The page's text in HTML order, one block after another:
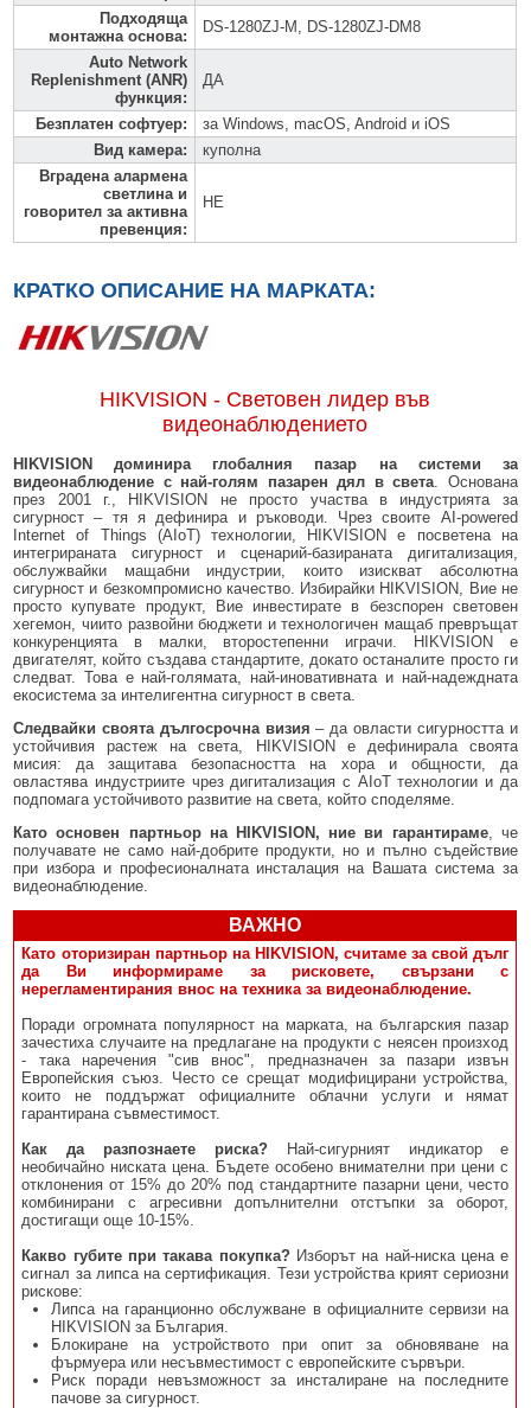
Подходяща
монтажна основа:
DS-1280ZJ-M, DS-1280ZJ-DM8
Auto Network
Replenishment (ANR)
функция:
ДА
Безплатен софтуер:
за Windows, macOS, Android и iOS
Вид камера:
куполна
Вградена алармена
светлина и
говорител за активна
превенция:
НЕ
КРАТКО ОПИСАНИЕ НА МАРКАТА:
HIKVISION - Световен лидер във
видеонаблюдението
HIKVISION доминира глобалния пазар на системи за
видеонаблюдение с най-голям пазарен дял в света . Основана
през 2001 г., HIKVISION не просто участва в индустрията за
сигурност – тя я дефинира и ръководи. Чрез своите AI-powered
Internet of Things (AIoT) технологии, HIKVISION е посветена на
интегрираната сигурност и сценарий-базираната дигитализация,
обслужвайки мащабни индустрии, които изискват абсолютна
сигурност и безкомпромисно качество. Избирайки HIKVISION, Вие не
просто купувате продукт, Вие инвестирате в безспорен световен
хегемон, чиито развойни бюджети и технологичен мащаб превръщат
конкуренцията в малки, второстепенни играчи. HIKVISION е
двигателят, който създава стандартите, докато останалите просто ги
следват. Това е най-голямата, най-иновативната и най-надеждната
екосистема за интелигентна сигурност в света.
Следвайки своята дългосрочна визия – да овласти сигурността и
устойчивия растеж на света, HIKVISION е дефинирала своята
мисия: да защитава безопасността на хора и общности, да
овластява индустриите чрез дигитализация с AIoT технологии и да
подпомага устойчивото развитие на света, който споделяме.
Като основен партньор на HIKVISION, ние ви гарантираме, че
получавате не само най-добрите продукти, но и пълно съдействие
при избора и професионалната инсталация на Вашата система за
видеонаблюдение.
ВАЖНО
Като оторизиран партньор на HIKVISION, считаме за свой дълг
да Ви информираме за рисковете, свързани с
нерегламентирания внос на техника за видеонаблюдение.
Поради огромната популярност на марката, на българския пазар
зачестиха случаите на предлагане на продукти с неясен произход
- така наречения "сив внос", предназначен за пазари извън
Европейския съюз. Често се срещат модифицирани устройства,
които не поддържат официалните облачни услуги и нямат
гарантирана съвместимост.
Как да разпознаете риска?Най-сигурният индикатор е
необичайно ниската цена. Бъдете особено внимателни при цени с
отклонения от 15% до 20% под стандартните пазарни цени, често
комбинирани с агресивни допълнителни отстъпки за оборот,
достигащи още 10-15%.
Какво губите при такава покупка?Изборът на най-ниска цена е
сигнал за липса на сертификация. Тези устройства крият сериозни
рискове:
Липса на гаранционно обслужване в официалните сервизи на
HIKVISION за България.
Блокиране на устройството при опит за обновяване на
фърмуера или несъвместимост с европейските сървъри.
Риск поради невъзможност за инсталиране на последните
пачове за сигурност.